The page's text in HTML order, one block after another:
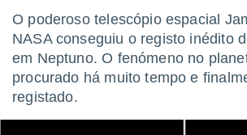
a este
das
e
O poderoso telescópio espacial
NASA conseguiu o registo inédito
em Neptuno. O fenómeno no
procurado há muito tempo e
registado.